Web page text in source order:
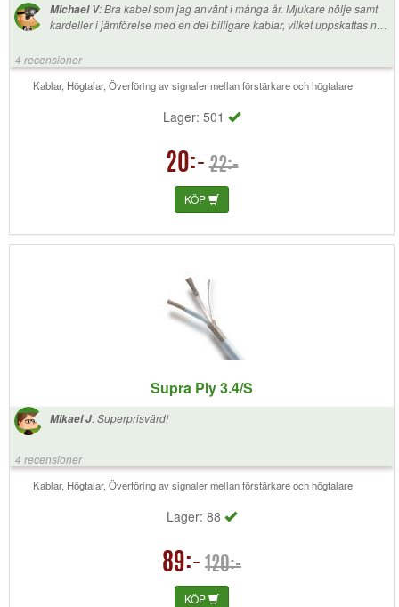
Michael V:Bra kabel som jag använt i många år. Mjukare hölje samt
kardeller i jämförelse med en del billigare kablar, vilket uppskattas när
och en rundare sida vilket underlättar för att skilja plus och minus åt.
Använder denna kabel till Surround och Atmos i min hemmabio
anläggning. Prisvärd kvalitet som vanligt med denna svenska
4 recensioner
Kablar, Högtalar, Överföring av signaler mellan förstärkare och högtalare
Lager: 501
20:- 22:-
KÖP
Supra Ply 3.4/S
Mikael J:Superprisvärd!
4 recensioner
Kablar, Högtalar, Överföring av signaler mellan förstärkare och högtalare
Lager: 88
89:- 120:-
KÖP